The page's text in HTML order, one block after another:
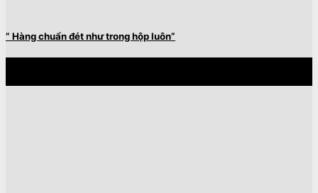
” Hàng chuẩn đét như trong hộp luôn”